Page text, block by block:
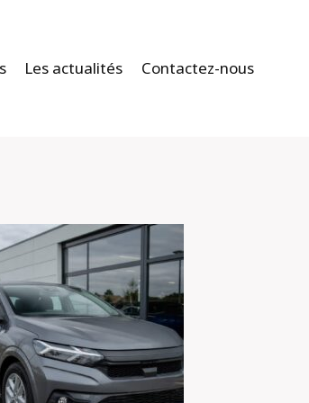
Les actualités Contactez-nous